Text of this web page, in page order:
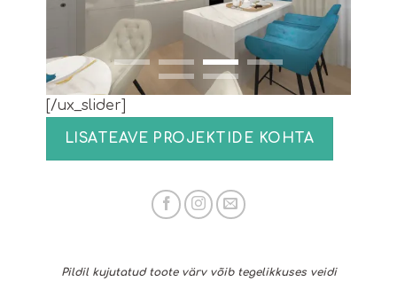
[/ux_slider]
LISATEAVE PROJEKTIDE KOHTA
Pildil kujutatud toote värv võib tegelikkuses veidi